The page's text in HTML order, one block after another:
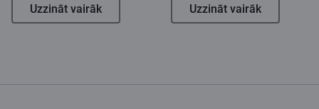
Uzzināt vairāk Uzzināt vairāk